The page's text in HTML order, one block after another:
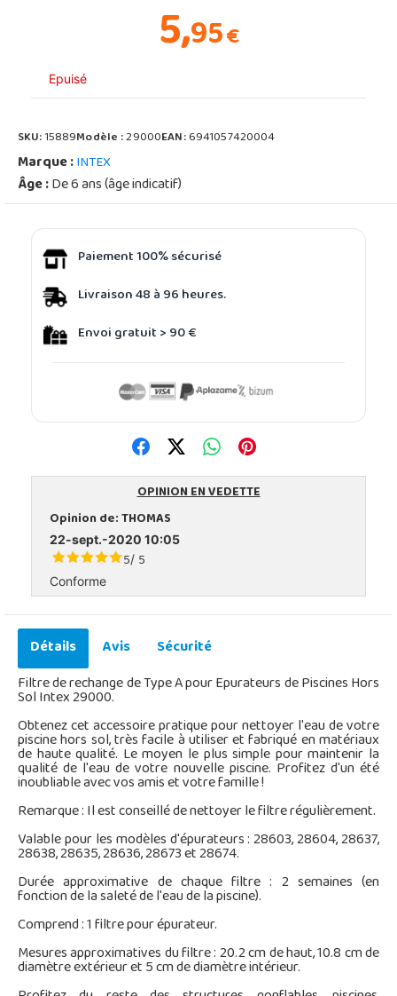
5,95€
Epuisé
SKU:15889Modèle :29000EAN:6941057420004
Marque :INTEX
Âge :De 6 ans (âge indicatif)
Paiement 100% sécurisé
Livraison 48 à 96 heures.
Envoi gratuit > 90 €
OPINION EN VEDETTE
Opinion de:THOMAS
22-sept.-2020 10:05
5/ 5
Conforme
Détails Avis
Sécurité
Filtre de rechange de Type A pour Epurateurs de Piscines Hors
Sol Intex 29000.
Obtenez cet accessoire pratique pour nettoyer l'eau de votre
piscine hors sol, très facile à utiliser et fabriqué en matériaux
de haute qualité. Le moyen le plus simple pour maintenir la
qualité de l'eau de votre nouvelle piscine. Profitez d'un été
inoubliable avec vos amis et votre famille !
Remarque : Il est conseillé de nettoyer le filtre régulièrement.
Valable pour les modèles d'épurateurs : 28603, 28604, 28637,
28638, 28635, 28636, 28673 et 28674.
Durée approximative de chaque filtre : 2 semaines (en
fonction de la saleté de l'eau de la piscine).
Comprend : 1 filtre pour épurateur.
Mesures approximatives du filtre : 20.2 cm de haut, 10.8 cm de
diamètre extérieur et 5 cm de diamètre intérieur.